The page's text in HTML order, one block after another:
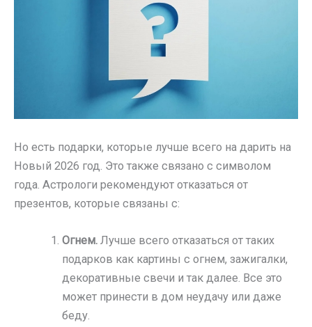
Но есть подарки, которые лучше всего на дарить на
Новый 2026 год. Это также связано с символом
года. Астрологи рекомендуют отказаться от
презентов, которые связаны с:
Огнем. Лучше всего отказаться от таких
подарков как картины с огнем, зажигалки,
декоративные свечи и так далее. Все это
может принести в дом неудачу или даже
беду.